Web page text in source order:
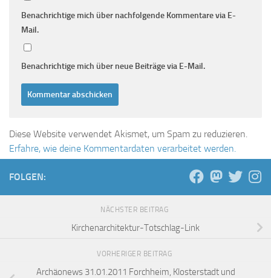
Benachrichtige mich über nachfolgende Kommentare via E-
Mail.
Benachrichtige mich über neue Beiträge via E-Mail.
Diese Website verwendet Akismet, um Spam zu reduzieren.
Erfahre, wie deine Kommentardaten verarbeitet werden.
FOLGEN:
NÄCHSTER BEITRAG
Kirchenarchitektur-Totschlag-Link
VORHERIGER BEITRAG
Archäonews 31.01.2011 Forchheim, Klosterstadt und